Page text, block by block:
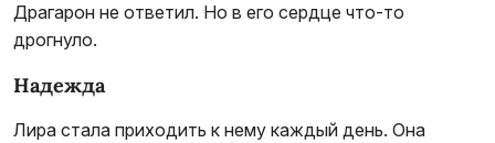
Драгарон не ответил. Но в его сердце что-то
дрогнуло.
Надежда
Лира стала приходить к нему каждый день. Она